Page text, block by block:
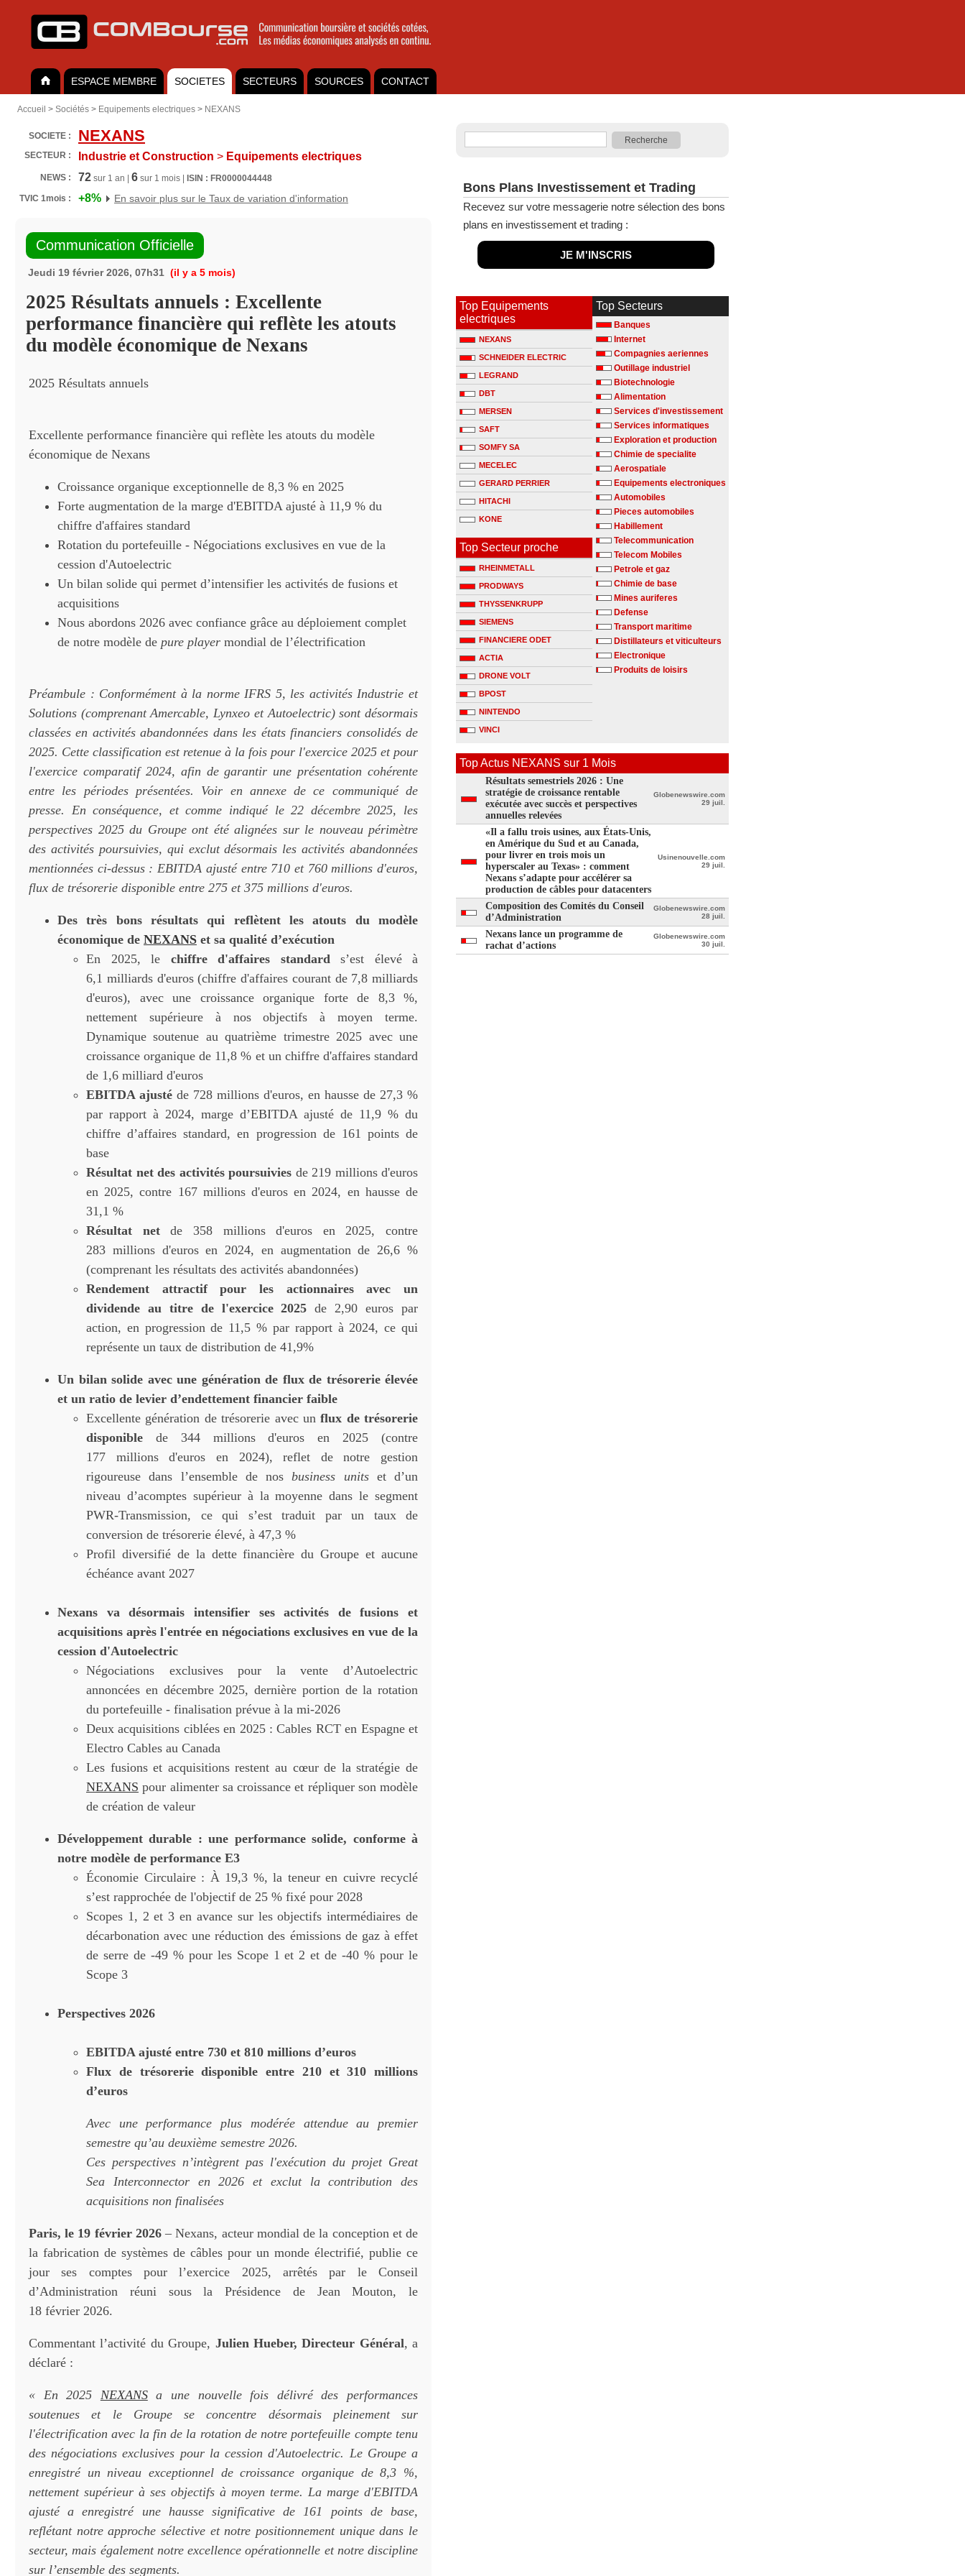
ESPACE MEMBRE SOCIETES SECTEURS SOURCES CONTACT
Accueil > Sociétés > Equipements electriques > NEXANS
SOCIETE : NEXANS
SECTEUR : Industrie et Construction > Equipements electriques
NEWS : 72 sur 1 an | 6 sur 1 mois |
ISIN : FR0000044448
TVIC 1mois :
+8% En savoir plus sur le Taux de variation d'information
Communication Officielle
Jeudi 19 février 2026, 07h31 (il y a 5 mois)
2025 Résultats annuels : Excellente
performance financière qui reflète les atouts
du modèle économique de Nexans
2025 Résultats annuels
Excellente performance financière qui reflète les atouts du modèle
économique de Nexans
Croissance organique exceptionnelle de 8,3 % en 2025
Forte augmentation de la marge d'EBITDA ajusté à 11,9 % du
chiffre d'affaires standard
Rotation du portefeuille - Négociations exclusives en vue de la
cession d'Autoelectric
Un bilan solide qui permet d’intensifier les activités de fusions et
acquisitions
Nous abordons 2026 avec confiance grâce au déploiement complet
de notre modèle de pure player mondial de l’électrification
Préambule : Conformément à la norme IFRS 5, les activités Industrie et
Solutions (comprenant Amercable, Lynxeo et Autoelectric) sont désormais
classées en activités abandonnées dans les états financiers consolidés de
2025. Cette classification est retenue à la fois pour l'exercice 2025 et pour
l'exercice comparatif 2024, afin de garantir une présentation cohérente
entre les périodes présentées. Voir en annexe de ce communiqué de
presse. En conséquence, et comme indiqué le 22 décembre 2025, les
perspectives 2025 du Groupe ont été alignées sur le nouveau périmètre
des activités poursuivies, qui exclut désormais les activités abandonnées
mentionnées ci-dessus : EBITDA ajusté entre 710 et 760 millions d'euros,
flux de trésorerie disponible entre 275 et 375 millions d'euros.
Des très bons résultats qui reflètent les atouts du modèle
économique de NEXANS et sa qualité d’exécution
En 2025, le chiffre d'affaires standards’est élevé à
6,1 milliards d'euros (chiffre d'affaires courant de 7,8 milliards
d'euros), avec une croissance organique forte de 8,3 %,
nettement supérieure à nos objectifs à moyen terme.
Dynamique soutenue au quatrième trimestre 2025 avec une
croissance organique de 11,8 % et un chiffre d'affaires standard
de 1,6 milliard d'euros
EBITDA ajusté de 728 millions d'euros, en hausse de 27,3 %
par rapport à 2024, marge d’EBITDA ajusté de 11,9 % du
chiffre d’affaires standard, en progression de 161 points de
base
Résultat net des activités poursuivies de 219 millions d'euros
en 2025, contre 167 millions d'euros en 2024, en hausse de
31,1 %
Résultat netde 358 millions d'euros en 2025, contre
283 millions d'euros en 2024, en augmentation de 26,6 %
(comprenant les résultats des activités abandonnées)
Rendement attractif pour les actionnaires avec un
dividende au titre de l'exercice 2025de 2,90 euros par
action, en progression de 11,5 % par rapport à 2024, ce qui
représente un taux de distribution de 41,9%
Un bilan solide avec une génération de flux de trésorerie élevée
et un ratio de levier d’endettement financier faible
Excellente génération de trésorerie avec unflux de trésorerie
disponible de 344 millions d'euros en 2025 (contre
177 millions d'euros en 2024), reflet de notre gestion
rigoureuse dans l’ensemble de nosbusiness unitset d’un
niveau d’acomptes supérieur à la moyenne dans le segment
PWR-Transmission, ce qui s’est traduit par un taux de
conversion de trésorerie élevé, à 47,3 %
Profil diversifié de la dette financière du Groupe et aucune
échéance avant 2027
Nexans va désormais intensifier ses activités de fusions et
acquisitions après l'entrée en négociations exclusives en vue de la
cession d'Autoelectric
Négociations exclusives pour la vente d’Autoelectric
annoncées en décembre 2025, dernière portion de la rotation
du portefeuille - finalisation prévue à la mi-2026
Deux acquisitions ciblées en 2025 : Cables RCT en Espagne et
Electro Cables au Canada
Les fusions et acquisitions restent au cœur de la stratégie de
NEXANS pour alimenter sa croissance et répliquer son modèle
de création de valeur
Développement durable : une performance solide, conforme à
notre modèle de performance E3
Économie Circulaire : À 19,3 %, la teneur en cuivre recyclé
s’est rapprochée de l'objectif de 25 % fixé pour 2028
Scopes 1, 2 et 3 en avance sur les objectifs intermédiaires de
décarbonation avec une réduction des émissions de gaz à effet
de serre de -49 % pour les Scope 1 et 2 et de -40 % pour le
Scope 3
Perspectives 2026
EBITDA ajusté entre 730 et 810 millions d’euros
Flux de trésorerie disponible entre 210 et 310 millions
d’euros
Avec une performance plus modérée attendue au premier
semestre qu’au deuxième semestre 2026.
Ces perspectives n’intègrent pas l'exécution du projet Great
Sea Interconnector en 2026 et exclut la contribution des
acquisitions non finalisées
Paris, le 19 février 2026– Nexans, acteur mondial de la conception et de
la fabrication de systèmes de câbles pour un monde électrifié, publie ce
jour ses comptes pour l’exercice 2025, arrêtés par le Conseil
d’Administration réuni sous la Présidence de Jean Mouton, le
18 février 2026.
Commentant l’activité du Groupe, Julien Hueber, Directeur Général, a
déclaré :
« En 2025 NEXANSa une nouvelle fois délivré des performances
soutenues et le Groupe se concentre désormais pleinement sur
l'électrification avec la fin de la rotation de notre portefeuille compte tenu
des négociations exclusives pour la cession d'Autoelectric. Le Groupe a
enregistré un niveau exceptionnel de croissance organique de 8,3 %,
nettement supérieur à ses objectifs à moyen terme. La marge d'EBITDA
ajusté a enregistré une hausse significative de 161 points de base,
reflétant notre approche sélective et notre positionnement unique dans le
secteur, mais également notre excellence opérationnelle et notre discipline
sur l’ensemble des segments.
Bons Plans Investissement et Trading
Recevez sur votre messagerie notre sélection des bons
plans en investissement et trading :
JE M'INSCRIS
Top Equipements
electriques
NEXANS
SCHNEIDER ELECTRIC
LEGRAND
DBT
MERSEN
SAFT
SOMFY SA
MECELEC
GERARD PERRIER
HITACHI
KONE
Top Secteur proche
RHEINMETALL
PRODWAYS
THYSSENKRUPP
SIEMENS
FINANCIERE ODET
ACTIA
DRONE VOLT
BPOST
NINTENDO
VINCI
Top Secteurs
Banques
Internet
Compagnies aeriennes
Outillage industriel
Biotechnologie
Alimentation
Services d'investissement
Services informatiques
Exploration et production
Chimie de specialite
Aerospatiale
Equipements electroniques
Automobiles
Pieces automobiles
Habillement
Telecommunication
Telecom Mobiles
Petrole et gaz
Chimie de base
Mines auriferes
Defense
Transport maritime
Distillateurs et viticulteurs
Electronique
Produits de loisirs
Top Actus NEXANS sur 1 Mois
Résultats semestriels 2026 : Une
stratégie de croissance rentable
exécutée avec succès et perspectives
annuelles relevées
Globenewswire.com
29 juil.
«Il a fallu trois usines, aux États-Unis,
en Amérique du Sud et au Canada,
pour livrer en trois mois un
hyperscaler au Texas» : comment
Nexans s’adapte pour accélérer sa
production de câbles pour datacenters
Usinenouvelle.com
29 juil.
Composition des Comités du Conseil
d’Administration
Globenewswire.com
28 juil.
Nexans lance un programme de
rachat d’actions
Globenewswire.com
30 juil.